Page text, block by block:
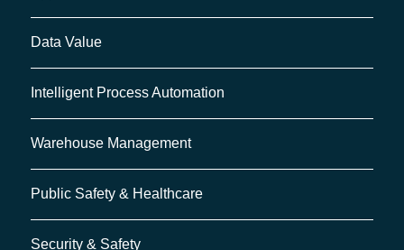
Data Value
Intelligent Process Automation
Warehouse Management
Public Safety & Healthcare
Security & Safety